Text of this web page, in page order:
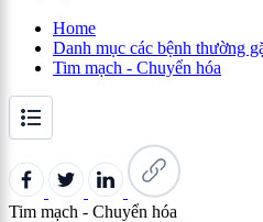
Home
Danh mục các bệnh thường
Tim mạch - Chuyển hóa
Tim mạch - Chuyển hóa